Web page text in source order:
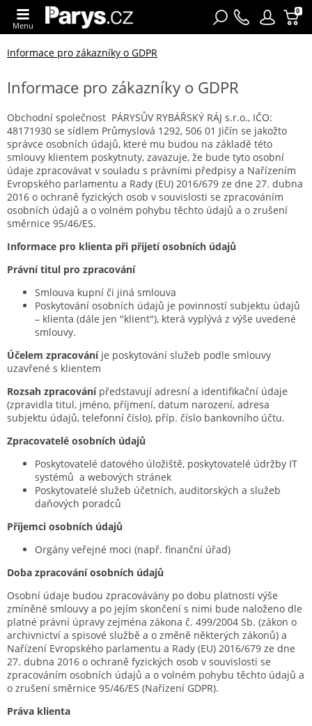
0
Menu
Informace pro zákazníky o GDPR
Informace pro zákazníky o GDPR
Obchodní společnost PÁRYSŮV RYBÁŘSKÝ RÁJ s.r.o., IČO:
48171930 se sídlem Průmyslová 1292, 506 01 Jičín se jakožto
správce osobních údajů, které mu budou na základě této
smlouvy klientem poskytnuty, zavazuje, že bude tyto osobní
údaje zpracovávat v souladu s právními předpisy a Nařízením
Evropského parlamentu a Rady (EU) 2016/679 ze dne 27. dubna
2016 o ochraně fyzických osob v souvislosti se zpracováním
osobních údajů a o volném pohybu těchto údajů a o zrušení
směrnice 95/46/ES.
Informace pro klienta při přijetí osobních údajů
Právní titul pro zpracování
Smlouva kupní či jiná smlouva
Poskytování osobních údajů je povinností subjektu údajů
– klienta (dále jen "klient"), která vyplývá z výše uvedené
smlouvy.
Účelem zpracování je poskytování služeb podle smlouvy
uzavřené s klientem
Rozsah zpracování představují adresní a identifikační údaje
(zpravidla titul, jméno, příjmení, datum narození, adresa
subjektu údajů, telefonní číslo), příp. číslo bankovního účtu.
Zpracovatelé osobních údajů
Poskytovatelé datového úložiště, poskytovatelé údržby IT
systémů a webových stránek
Poskytovatelé služeb účetních, auditorských a služeb
daňových poradců
Příjemci osobních údajů
Orgány veřejné moci (např. finanční úřad)
Doba zpracování osobních údajů
Osobní údaje budou zpracovávány po dobu platnosti výše
zmíněné smlouvy a po jejím skončení s nimi bude naloženo dle
platné právní úpravy zejména zákona č. 499/2004 Sb. (zákon o
archivnictví a spisové službě a o změně některých zákonů) a
Nařízení Evropského parlamentu a Rady (EU) 2016/679 ze dne
27. dubna 2016 o ochraně fyzických osob v souvislosti se
zpracováním osobních údajů a o volném pohybu těchto údajů a
o zrušení směrnice 95/46/ES (Nařízení GDPR).
Práva klienta